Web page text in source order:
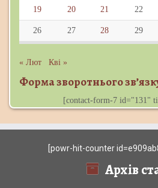
19 20 21 22
26 27 28 29
« Лют Кві »
Форма зворотнього
[contact-form-7 id="131"
[powr-hit-counter
Архів